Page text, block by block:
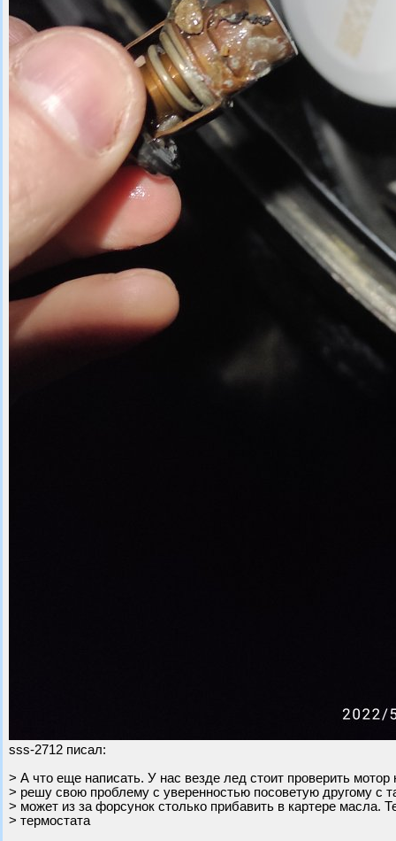
sss-2712 писал:
> А что еще написать. У нас везде лед стоит проверить мотор
> решу свою проблему с уверенностью посоветую другому с
> может из за форсунок столько прибавить в картере масла.
> термостата